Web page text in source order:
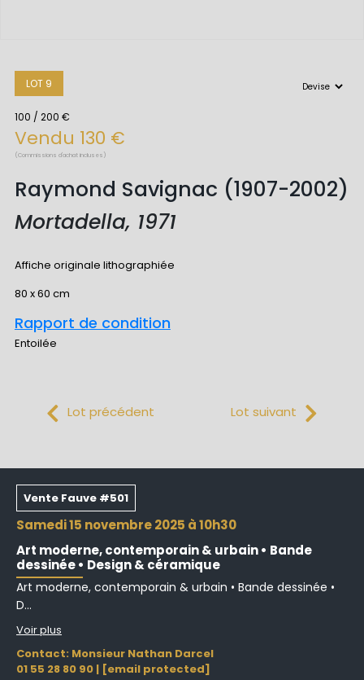
LOT 9
100 / 200 €
Vendu 130 €
(Commissions d'achat incluses)
Raymond Savignac (1907-2002)
Mortadella, 1971
Affiche originale lithographiée
80 x 60 cm
Rapport de condition
Entoilée
Lot précédent Lot suivant
Vente Fauve #501
samedi 15 novembre 2025 à 10h30
Art moderne, contemporain & urbain • Bande
dessinée • Design & céramique
Art moderne, contemporain & urbain • Bande dessinée •
D...
Voir plus
Contact: Monsieur Nathan Darcel
01 55 28 80 90 | [email protected]